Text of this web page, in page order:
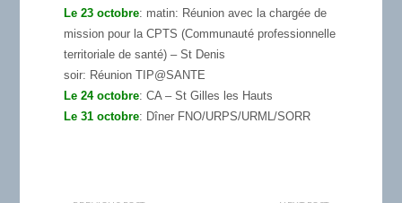
Le 23 octobre: matin: Réunion avec la chargée de
mission pour la CPTS (Communauté professionnelle
territoriale de santé) – St Denis
soir: Réunion TIP@SANTE
Le 24 octobre: CA – St Gilles les Hauts
Le 31 octobre: Dîner FNO/URPS/URML/SORR